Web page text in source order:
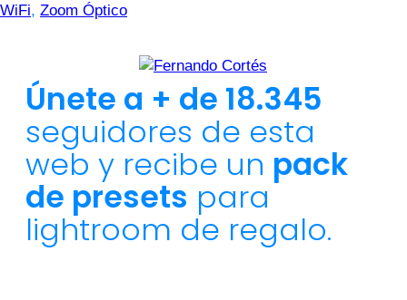
WiFi, Zoom Óptico
Únete a + de 18.345
seguidores de esta
web y recibe un pack
de presets para
lightroom de regalo.